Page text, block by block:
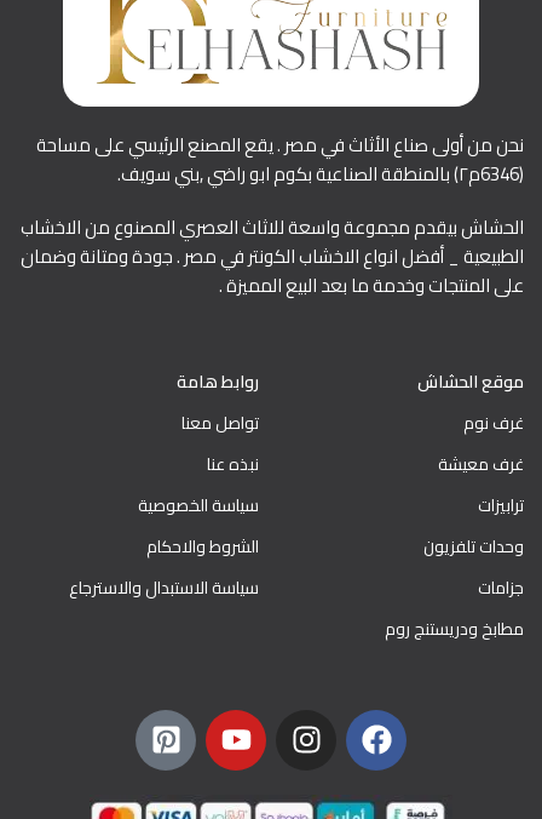
نحن من أولى صناع الأثاث في مصر . يقع المصنع الرئيسي على مساحة
(6346م٢) بالمنطقة الصناعية بكوم ابو راضي ,بني سويف.
الحشاش بيقدم مجموعة واسعة للاثاث العصري المصنوع من الاخشاب
الطبيعية _ أفضل انواع الاخشاب الكونتر في مصر . جودة ومتانة وضمان
على المنتجات وخدمة ما بعد البيع المميزة .
موقع الحشاش
غرف نوم
غرف معيشة
ترابيزات
وحدات تلفزيون
جزامات
مطابخ ودريستنج روم
روابط هامة
تواصل معنا
نبذه عنا
سياسة الخصوصية
الشروط والاحكام
سياسة الاستبدال والاسترجاع